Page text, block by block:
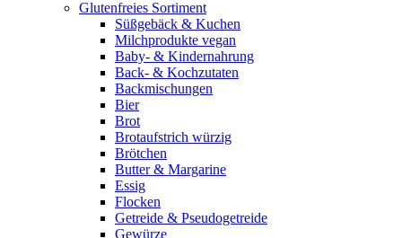
Glutenfreies Sortiment
Süßgebäck & Kuchen
Milchprodukte vegan
Baby- & Kindernahrung
Back- & Kochzutaten
Backmischungen
Bier
Brot
Brotaufstrich würzig
Brötchen
Butter & Margarine
Essig
Flocken
Getreide & Pseudogetreide
Gewürze